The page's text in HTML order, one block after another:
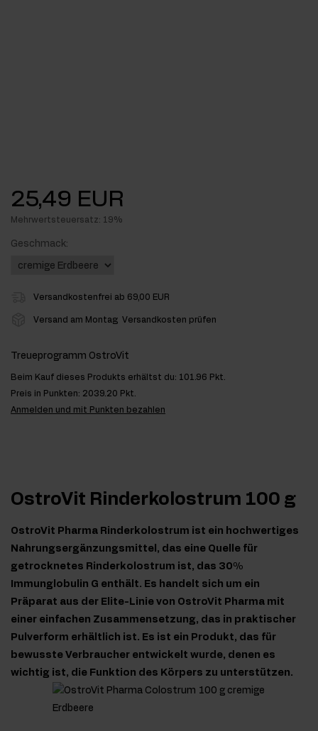
25,49 EUR
Mehrwertsteuersatz: 19%
Geschmack:
Versandkostenfrei ab 69,00 EUR
Versand am Montag Versandkosten prüfen
Treueprogramm OstroVit
Beim Kauf dieses Produkts erhältst du: 101.96 Pkt.
Preis in Punkten: 2039.20 Pkt.
Anmelden und mit Punkten bezahlen
OstroVit Rinderkolostrum 100 g
OstroVit Pharma Rinderkolostrum ist ein hochwertiges
Nahrungsergänzungsmittel, das eine Quelle für
getrocknetes Rinderkolostrum ist, das 30%
Immunglobulin G enthält. Es handelt sich um ein
Präparat aus der Elite-Linie von OstroVit Pharma mit
einer einfachen Zusammensetzung, das in praktischer
Pulverform erhältlich ist. Es ist ein Produkt, das für
bewusste Verbraucher entwickelt wurde, denen es
wichtig ist, die Funktion des Körpers zu unterstützen.